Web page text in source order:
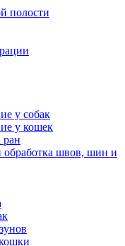
полости
у собак
у кошек
ран
обработка швов, шин и